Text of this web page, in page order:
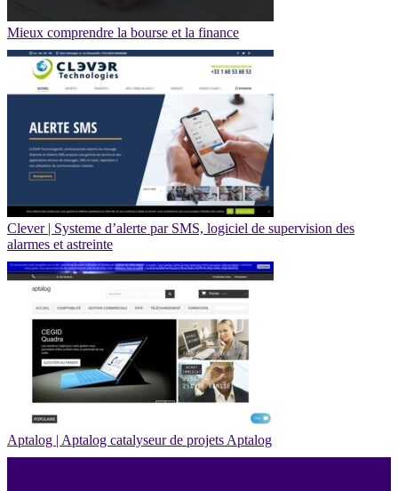
Mieux comprendre la bourse et la finance
Clever | Systeme d’alerte par SMS, logiciel de supervision des
alarmes et astreinte
Aptalog | Aptalog catalyseur de projets Aptalog